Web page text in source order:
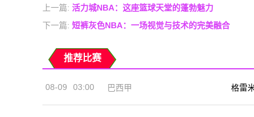
上一篇: 活力城NBA：这座篮球天堂的蓬勃魅力
下一篇: 短裤灰色NBA：一场视觉与技术的完美融合
推荐比赛
08-09 03:00 巴西甲 格雷